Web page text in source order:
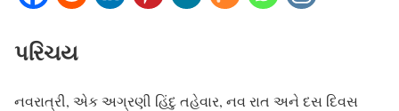
પરિચય
નવરાત્રી, એક અગ્રણી હિંદુ તહેવાર, નવ રાત અને દસ દિવસ